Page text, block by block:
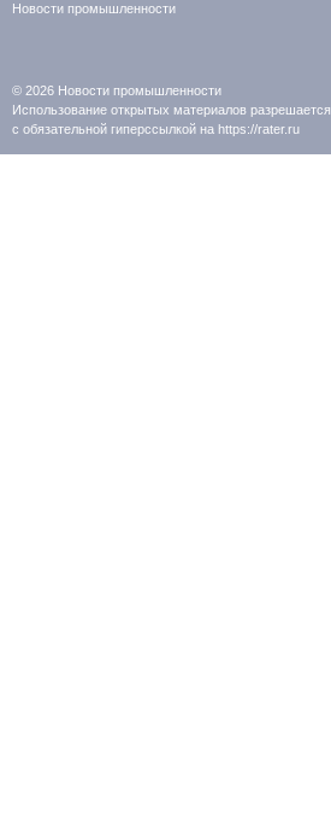
Новости промышленности
© 2026 Новости промышленности
Использование открытых материалов разрешается
с обязательной гиперссылкой на https://rater.ru